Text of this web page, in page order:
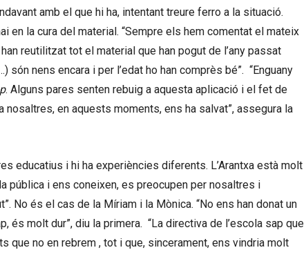
amb el que hi ha, intentant treure ferro a la situació.
en la cura del material. “Sempre els hem comentat el mateix
reutilitzat tot el material que han pogut de l’any passat
són nens encara i per l’edat ho han comprès bé”. “Enguany
. Alguns pares senten rebuig a aquesta aplicació i el fet de
en aquests moments, ens ha salvat”, assegura la
educatius i hi ha experiències diferents. L’Arantxa està molt
pública i ens coneixen, es preocupen per nosaltres i
No és el cas de la Míriam i la Mònica. “No ens han donat un
és molt dur”, diu la primera. “La directiva de l’escola sap que
que no en rebrem , tot i que, sincerament, ens vindria molt